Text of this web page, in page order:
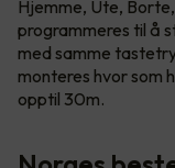
Hjemme, Ute,
programmeres til å
med samme
monteres hvor som
opptil 30m.